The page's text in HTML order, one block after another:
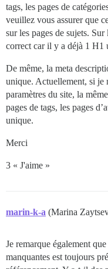
tags, les pages de
veuillez vous assurer que
sur les pages de sujets.
correct car il y a déjà 1 H1
De même, la meta
unique. Actuellement, si je
paramètres du site, la
pages de tags, les pages
unique.
Merci
3 « J'aime »
marin-k-a (Marina
Je remarque également
manquantes est toujours